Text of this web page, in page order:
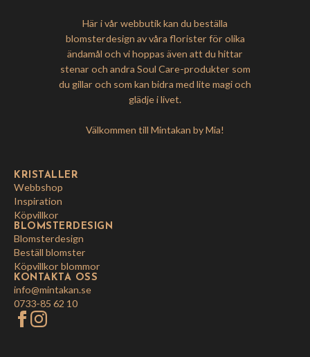
Här i vår webbutik kan du beställa
blomsterdesign av våra florister för olika
ändamål och vi hoppas även att du hittar
stenar och andra Soul Care-produkter som
du gillar och som kan bidra med lite magi och
glädje i livet.
Välkommen till Mintakan by Mia!
KRISTALLER
Webbshop
Inspiration
Köpvillkor
BLOMSTERDESIGN
Blomsterdesign
Beställ blomster
Köpvillkor blommor
KONTAKTA OSS
info@mintakan.se
0733-85 62 10